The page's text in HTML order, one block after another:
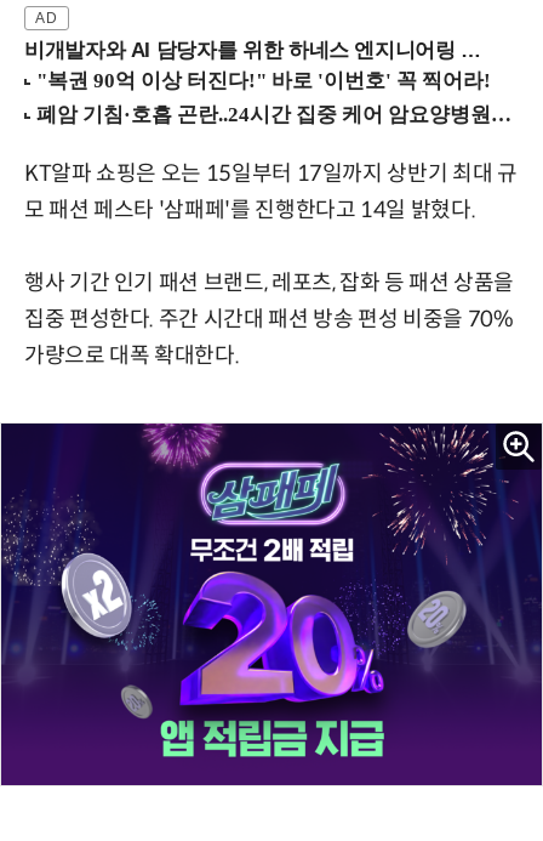
비개발자와 AI 담당자를 위한 하네스 엔지니어링 입문과정 (8/20 신논현역)
KT알파 쇼핑은 오는 15일부터 17일까지 상반기 최대 규
모 패션 페스타 '삼패페'를 진행한다고 14일 밝혔다.
행사 기간 인기 패션 브랜드, 레포츠, 잡화 등 패션 상품을
집중 편성한다. 주간 시간대 패션 방송 편성 비중을 70%
가량으로 대폭 확대한다.